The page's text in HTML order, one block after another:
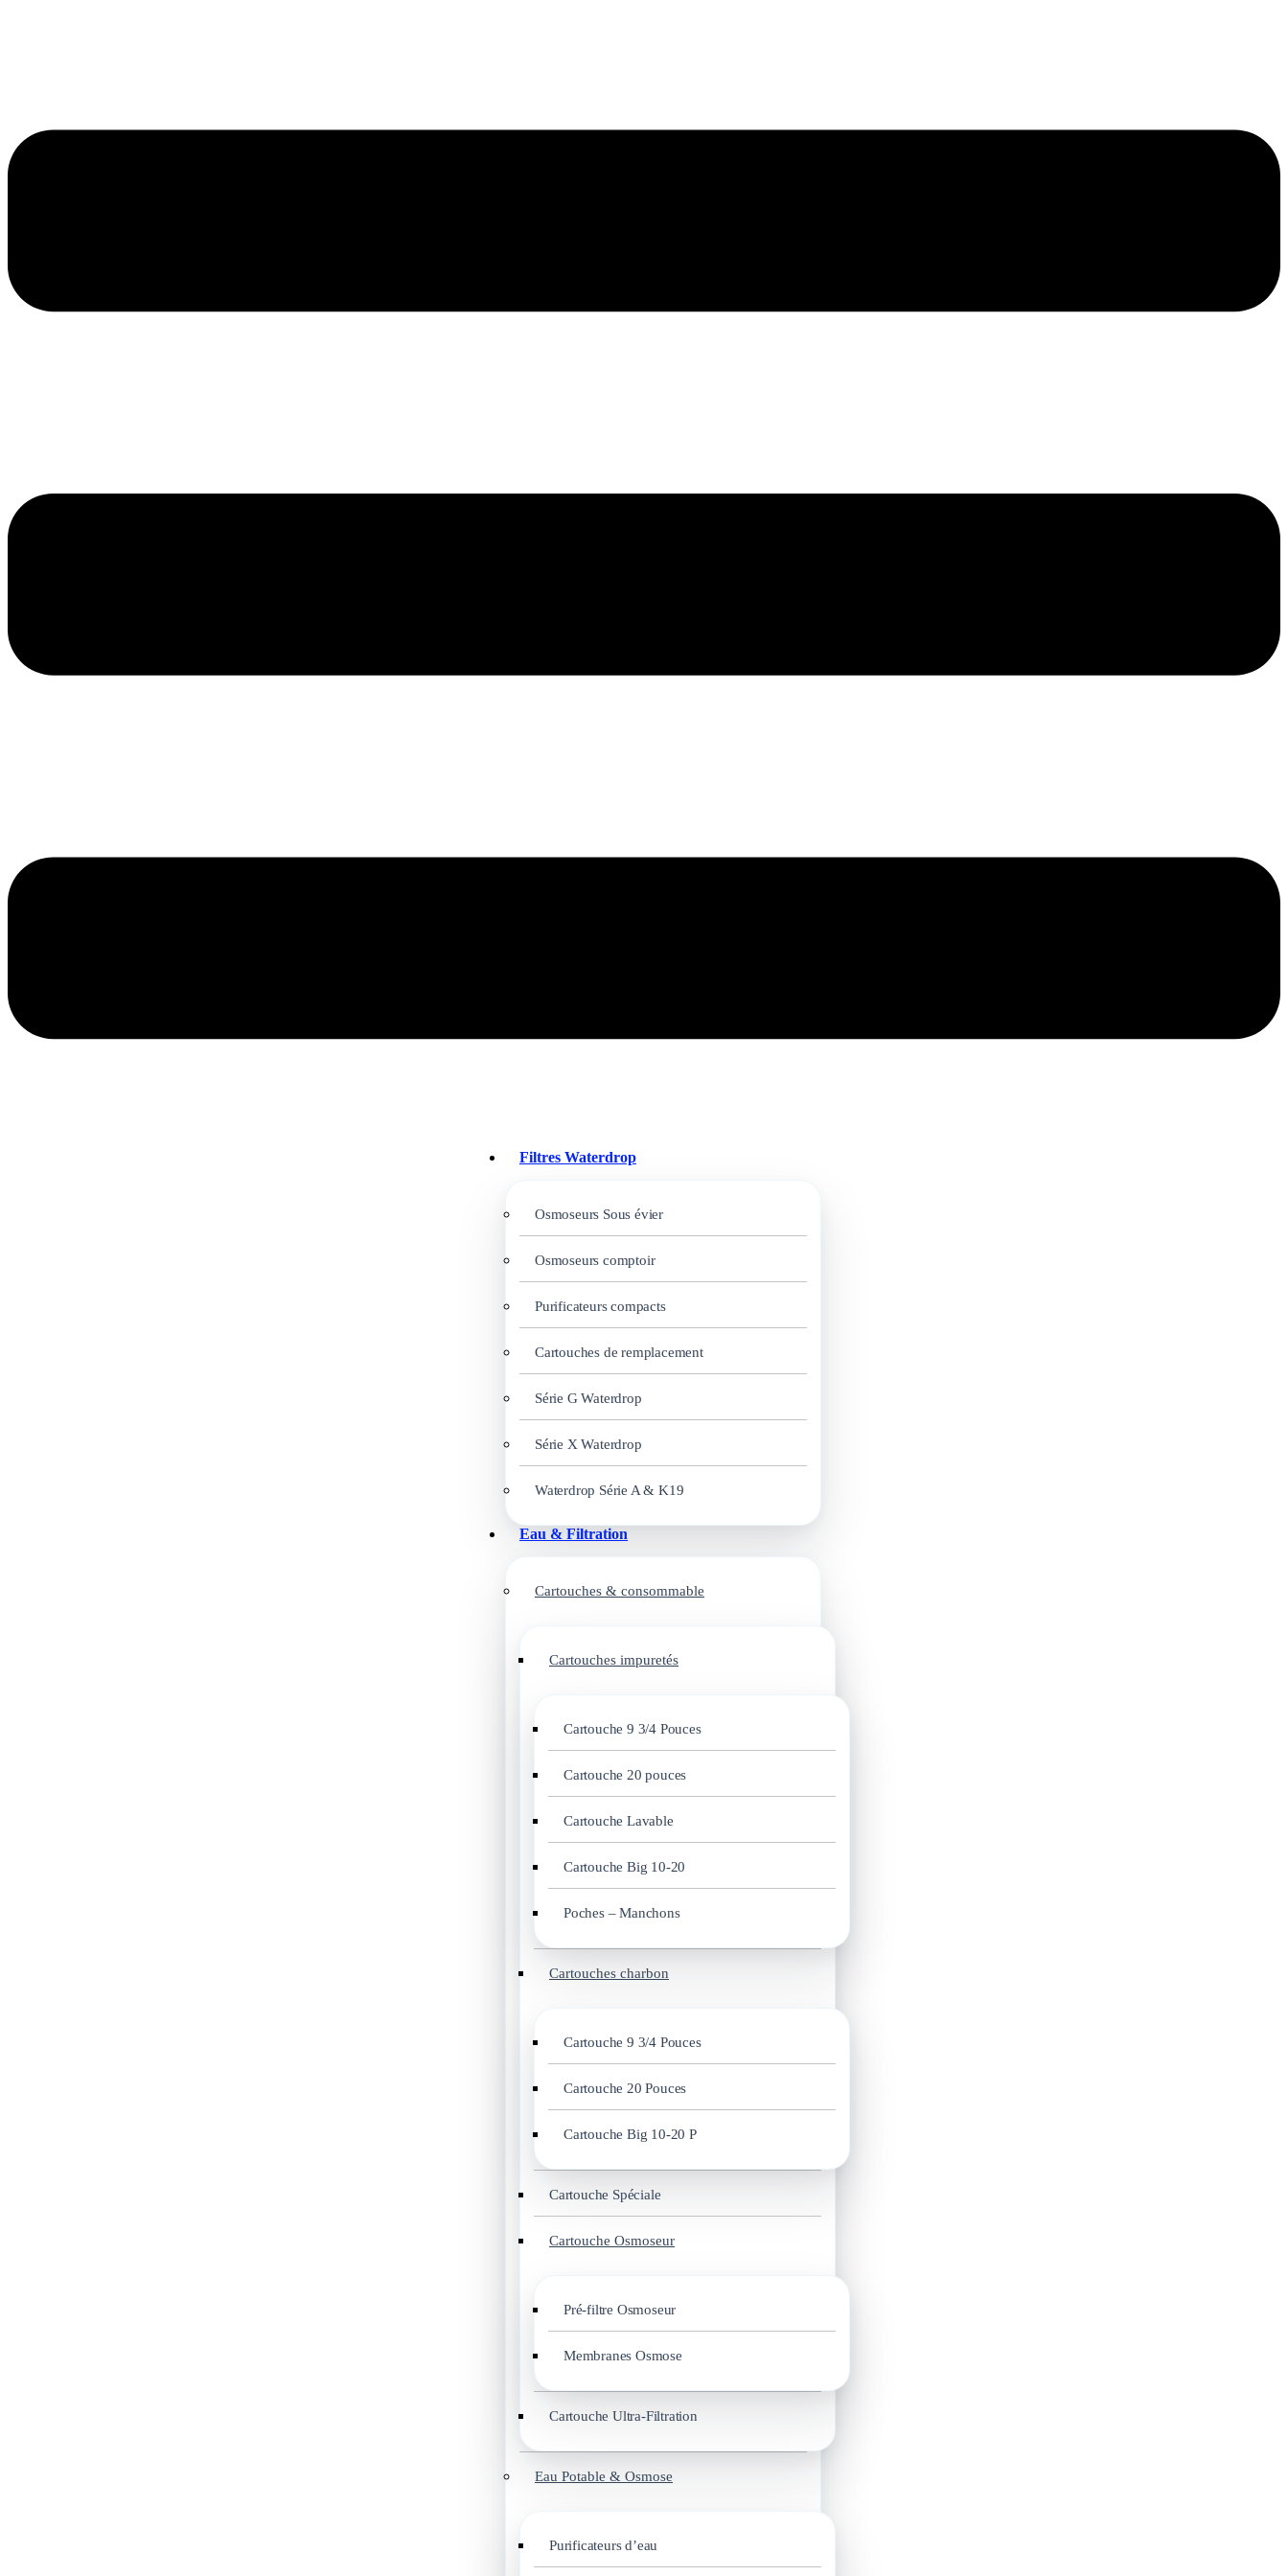
Filtres Waterdrop
Osmoseurs Sous évier
Osmoseurs comptoir
Purificateurs compacts
Cartouches de remplacement
Série G Waterdrop
Série X Waterdrop
Waterdrop Série A & K19
Eau & Filtration
Cartouches & consommable
Cartouches impuretés
Cartouche 9 3/4 Pouces
Cartouche 20 pouces
Cartouche Lavable
Cartouche Big 10-20
Poches – Manchons
Cartouches charbon
Cartouche 9 3/4 Pouces
Cartouche 20 Pouces
Cartouche Big 10-20 P
Cartouche Spéciale
Cartouche Osmoseur
Pré-filtre Osmoseur
Membranes Osmose
Cartouche Ultra-Filtration
Eau Potable & Osmose
Purificateurs d’eau